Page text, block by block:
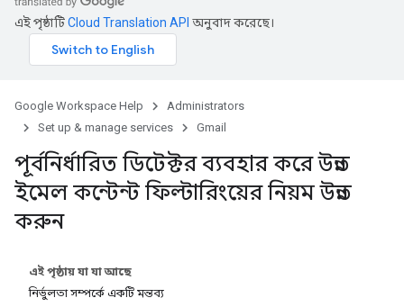
এই পৃষ্ঠাটিCloud Translation API অনুবাদ করেছে।
Google Workspace Help
Administrators
Set up & manage services
Gmail
পূর্বনির্ধারিত ডিটেক্টর ব্যবহার করে উন্নত
ইমেল কন্টেন্ট ফিল্টারিংয়ের নিয়ম উন্নত
করুন
এই পৃষ্ঠায় যা যা আছে
নির্ভুলতা সম্পর্কে একটি মন্তব্য